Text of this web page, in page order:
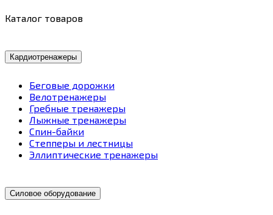
Каталог товаров
Кардиотренажеры
Беговые дорожки
Велотренажеры
Гребные тренажеры
Лыжные тренажеры
Спин-байки
Степперы и лестницы
Эллиптические тренажеры
Силовое оборудование